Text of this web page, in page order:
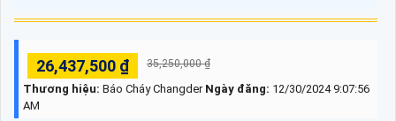
26,437,500 ₫ 35,250,000 ₫
Thương hiệu: Báo Cháy Changder Ngày đăng: 12/30/2024 9:07:56
AM